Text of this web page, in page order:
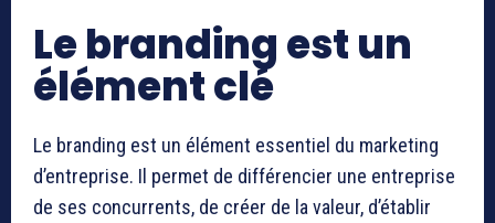
Le branding est un
élément clé
Le branding est un élément essentiel du marketing
d’entreprise. Il permet de différencier une entreprise
de ses concurrents, de créer de la valeur, d’établir